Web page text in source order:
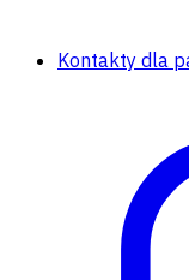
Kontakty dla